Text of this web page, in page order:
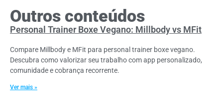
Outros conteúdos
Personal Trainer Boxe Vegano: Millbody vs MFit
Compare Millbody e MFit para personal trainer boxe vegano.
Descubra como valorizar seu trabalho com app personalizado,
comunidade e cobrança recorrente.
Ver mais »